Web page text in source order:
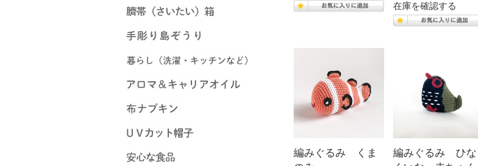
在庫を確認する
編みぐるみ くま
編みぐるみ ひな